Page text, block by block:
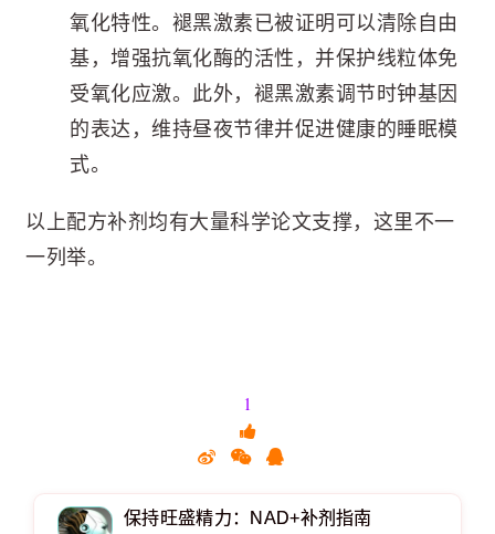
氧化特性。褪黑激素已被证明可以清除自由
基，增强抗氧化酶的活性，并保护线粒体免
受氧化应激。此外，褪黑激素调节时钟基因
的表达，维持昼夜节律并促进健康的睡眠模
式。
以上配方补剂均有大量科学论文支撑，这里不一
一列举。
1
保持旺盛精力：NAD+补剂指南